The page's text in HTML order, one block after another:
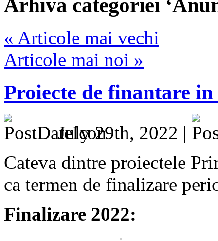
Arhiva categoriei
« Articole mai vechi
Articole mai noi »
Proiecte de finantare in
July 29th, 2022 |
Cateva dintre proiectele
ca termen de finalizare
Finalizare 2022: